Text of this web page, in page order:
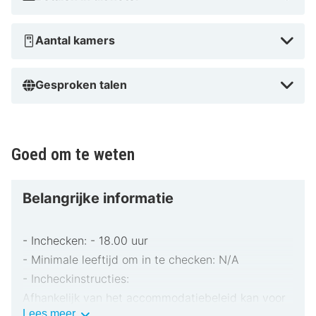
Aantal kamers
Gesproken talen
Goed om te weten
Belangrijke informatie
- Inchecken: - 18.00 uur
- Minimale leeftijd om in te checken: N/A
- Incheckinstructies:
Afhankelijk van het accommodatiebeleid kan voor
Lees meerBelangrijke